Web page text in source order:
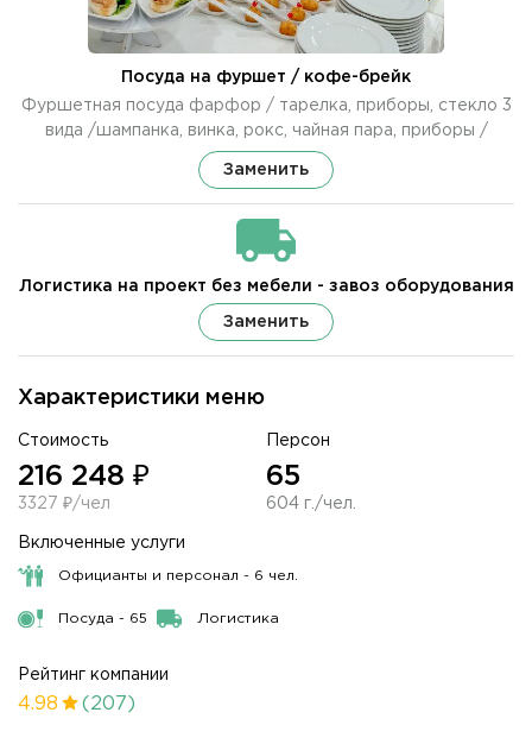
Характеристики меню
Стоимость
216 248 ₽
3327 ₽/чел
Персон
65
604 г./чел.
Включенные услуги
Официанты и персонал - 6 чел.
Посуда - 65 Логистика
Рейтинг компании
4.98 (207)
Посуда на фуршет / кофе-брейк
Фуршетная посуда фарфор / тарелка, приборы, стекло 3
вида /шампанка, винка, рокс, чайная пара, приборы /
Заменить
Логистика на проект без мебели - завоз оборудования
Заменить